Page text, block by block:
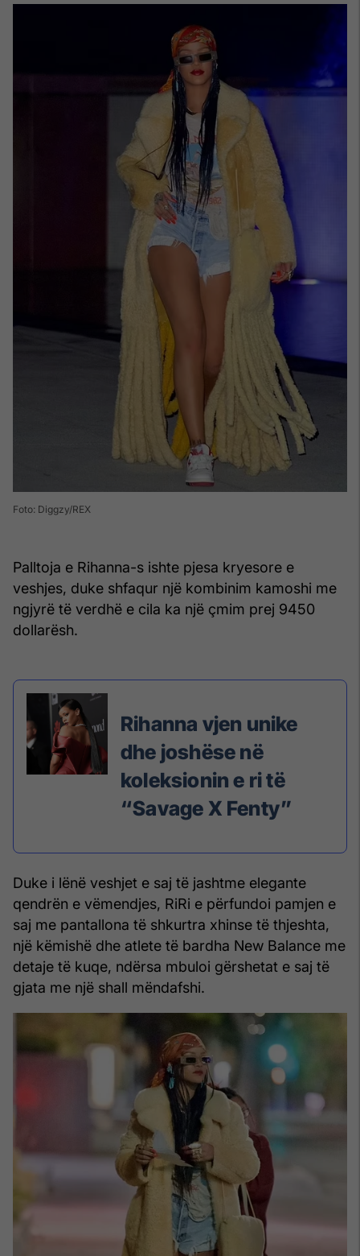
Foto: Diggzy/REX
Palltoja e Rihanna-s ishte pjesa kryesore e
veshjes, duke shfaqur një kombinim kamoshi me
ngjyrë të verdhë e cila ka një çmim prej 9450
dollarësh.
Rihanna vjen unike
dhe joshëse në
koleksionin e ri të
“Savage X Fenty”
Duke i lënë veshjet e saj të jashtme elegante
qendrën e vëmendjes, RiRi e përfundoi pamjen e
saj me pantallona të shkurtra xhinse të thjeshta,
një këmishë dhe atlete të bardha New Balance me
detaje të kuqe, ndërsa mbuloi gërshetat e saj të
gjata me një shall mëndafshi.